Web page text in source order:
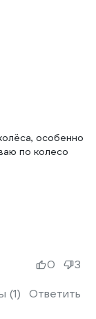
особенно
по колесо
(1) Ответить
0 3